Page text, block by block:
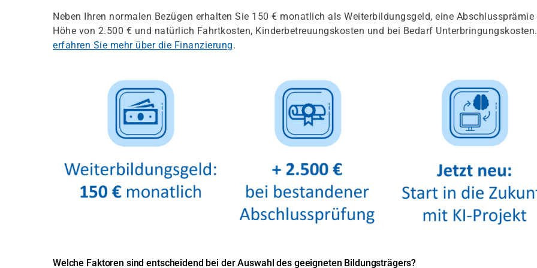
Neben Ihren normalen Bezügen erhalten Sie 150 € monatlich als Weiterbildungsgeld, eine Abschlussprämie
Höhe von 2.500 € und natürlich Fahrtkosten, Kinderbetreuungskosten und bei Bedarf Unterbringungskosten.
erfahren Sie mehr über die Finanzierung.
Welche Faktoren sind entscheidend bei der Auswahl des geeigneten Bildungsträgers?